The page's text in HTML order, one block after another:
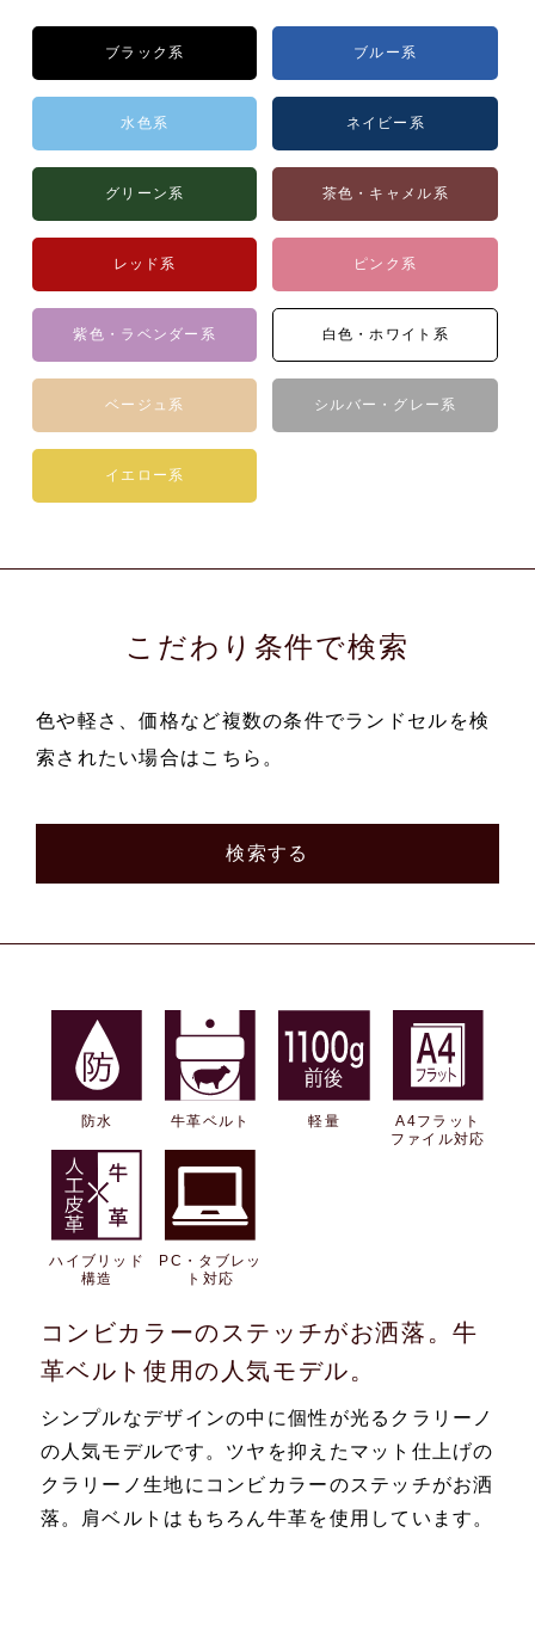
ブラック系 ブルー系
水色系 ネイビー系
グリーン系 茶色・キャメル系
レッド系 ピンク系
紫色・ラベンダー系 白色・ホワイト系
ベージュ系 シルバー・グレー系
イエロー系
こだわり条件で検索
色や軽さ、価格など複数の条件でランドセルを検
索されたい場合はこちら。
検索する
防水 牛革ベルト 軽量
A4フラット
ファイル対応
ハイブリッド
構造
PC・タブレッ
ト対応
コンビカラーのステッチがお洒落。牛
革ベルト使用の人気モデル。
シンプルなデザインの中に個性が光るクラリーノ
の人気モデルです。ツヤを抑えたマット仕上げの
クラリーノ生地にコンビカラーのステッチがお洒
落。肩ベルトはもちろん牛革を使用しています。